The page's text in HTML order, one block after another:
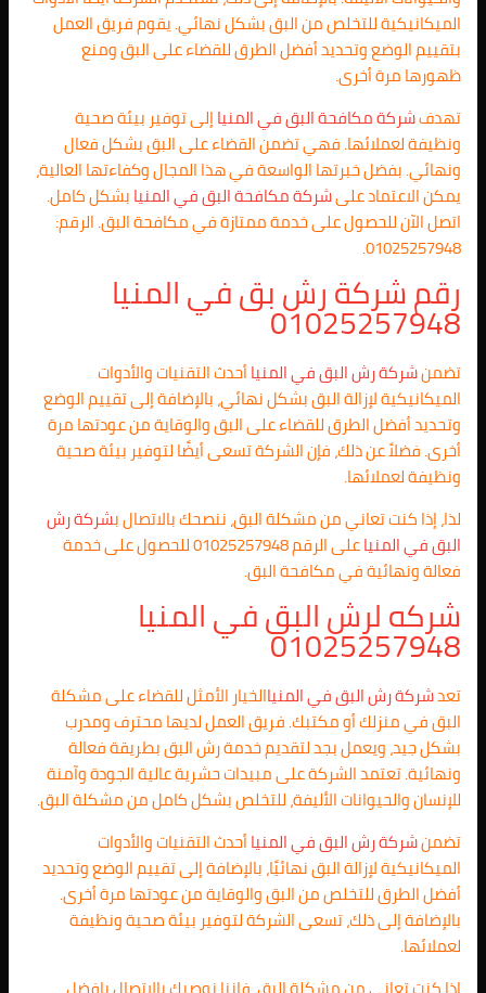
الميكانيكية للتخلص من البق بشكل نهائي. يقوم فريق العمل
بتقييم الوضع وتحديد أفضل الطرق للقضاء على البق ومنع
ظهورها مرة أخرى.
تهدفشركة مكافحة البق في المنياإلى توفير بيئة صحية
ونظيفة لعملائها. فهي تضمن القضاء على البق بشكل فعال
ونهائي. بفضل خبرتها الواسعة في هذا المجال وكفاءتها العالية،
يمكن الاعتماد علىشركة مكافحة البق في المنيابشكل كامل.
اتصل الآن للحصول على خدمة ممتازة في مكافحة البق. الرقم:
01025257948.
رقم شركة رش بق في المنيا
01025257948
تضمنشركة رش البق في المنياأحدث التقنيات والأدوات
الميكانيكية لإزالة البق بشكل نهائي، بالإضافة إلى تقييم الوضع
وتحديد أفضل الطرق للقضاء على البق والوقاية من عودتها مرة
أخرى. فضلاً عن ذلك، فإن الشركة تسعى أيضًا لتوفير بيئة صحية
ونظيفة لعملائها.
لذا، إذا كنت تعاني من مشكلة البق، ننصحك بالاتصال بشركة رش
البق في المنيا
على الرقم 01025257948 للحصول على خدمة
فعالة ونهائية في مكافحة البق.
شركه لرش البق في المنيا
01025257948
تعدشركة رش البق في المنياالخيار الأمثل للقضاء على مشكلة
البق في منزلك أو مكتبك. فريق العمل لديها محترف ومدرب
بشكل جيد، ويعمل بجد لتقديم خدمة رش البق بطريقة فعالة
ونهائية. تعتمد الشركة على مبيدات حشرية عالية الجودة وآمنة
للإنسان والحيوانات الأليفة، للتخلص بشكل كامل من مشكلة البق.
تضمنشركة رش البق في المنياأحدث التقنيات والأدوات
الميكانيكية لإزالة البق نهائيًا، بالإضافة إلى تقييم الوضع وتحديد
أفضل الطرق للتخلص من البق والوقاية من عودتها مرة أخرى.
بالإضافة إلى ذلك، تسعى الشركة لتوفير بيئة صحية ونظيفة
لعملائها.